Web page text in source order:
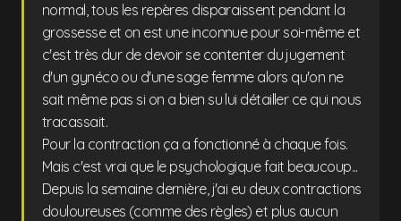
normal, tous les repères disparaissent pendant la
grossesse et on est une inconnue pour soi-même et
c'est très dur de devoir se contenter du jugement
d'un gynéco ou d'une sage femme alors qu'on ne
sait même pas si on a bien su lui détailler ce qui nous
tracassait.
Pour la contraction ça a fonctionné à chaque fois.
Mais c'est vrai que le psychologique fait beaucoup...
Depuis la semaine dernière, j'ai eu deux contractions
douloureuses (comme des règles) et plus aucun